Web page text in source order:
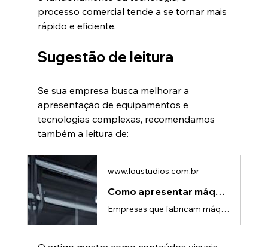
processo comercial tende a se tornar mais
rápido e eficiente.
Sugestão de leitura
Se sua empresa busca melhorar a
apresentação de equipamentos e
tecnologias complexas, recomendamos
também a leitura de:
www.loustudios.com.br
Como apresentar máquinas e equipamentos com mais clareza | Lou Studio
Empresas que fabricam máquinas e equipamentos frequentemente enfrentam o mesmo desafio: possuem produtos tecnicamente excelentes, mas encontram dificuldades para comunicar seus diferenciais de forma clara para o mercado.Isso acontece porque muitos equipamentos industriais possuem funcionalidades complexas, processos internos invisíveis e benefícios que nem sempre são percebidos apenas por fotografias, catálogos ou apresentações tradicionais.O resultado é que potenciais clientes podem não compree